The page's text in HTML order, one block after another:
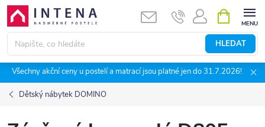
Přejít
obsah
HLEDAT
NÁKUPNÍ
KOŠÍK
Všechny akční ceny u postelí a matrací jsou platné jen do 31.7.2026!
Dětský nábytek DOMINO